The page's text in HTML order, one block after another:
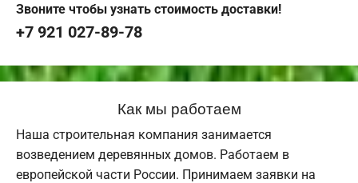
Звоните чтобы узнать стоимость доставки!
+7 921 027-89-78
Как мы работаем
Наша строительная компания занимается
возведением деревянных домов. Работаем в
европейской части России. Принимаем заявки на